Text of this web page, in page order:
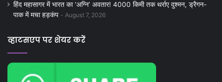
हिंद महासागर में भारत का ‘अग्नि’ अवतार! 4000 किमी तक थर्राए दुश्मन, ड्रैगन-
पाक में मचा हड़कंप
August 7, 2026
व्हाटसएप पर शेयर करें